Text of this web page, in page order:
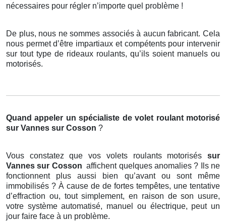
nécessaires pour régler n’importe quel problème !
De plus, nous ne sommes associés à aucun fabricant. Cela
nous permet d’être impartiaux et compétents pour intervenir
sur tout type de rideaux roulants, qu’ils soient manuels ou
motorisés.
Quand appeler un spécialiste de volet roulant motorisé
sur Vannes sur Cosson ?
Vous constatez que vos volets roulants motorisés sur
Vannes sur Cosson affichent quelques anomalies ? Ils ne
fonctionnent plus aussi bien qu’avant ou sont même
immobilisés ? À cause de de fortes tempêtes, une tentative
d’effraction ou, tout simplement, en raison de son usure,
votre système automatisé, manuel ou électrique, peut un
jour faire face à un problème.